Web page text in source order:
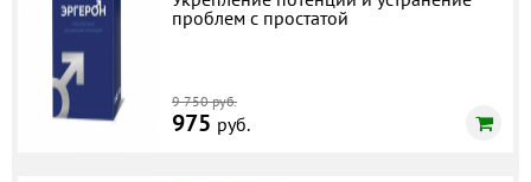
проблем с простатой
9 750 руб.
975 руб.